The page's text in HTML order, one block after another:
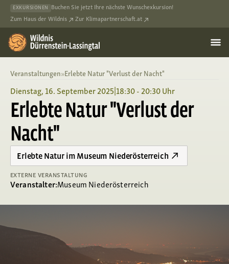
EXKURSIONEN
Buchen Sie jetzt Ihre nächste Wunschexkursion!
Zum Haus der Wildnis
Zur Klimapartnerschaft.at
Veranstaltungen»Erlebte Natur "Verlust der Nacht"
Dienstag, 16. September 2025 18:30 - 20:30 Uhr
Erlebte Natur "Verlust der
Nacht"
Erlebte Natur im Museum Niederösterreich
EXTERNE VERANSTALTUNG
Veranstalter:Museum Niederösterreich